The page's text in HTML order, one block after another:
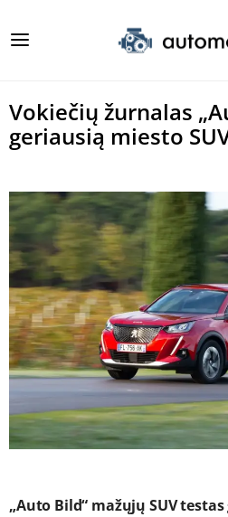
Vokiečių žurnalas
geriausią miesto
„Auto Bild“ mažųjų SUV